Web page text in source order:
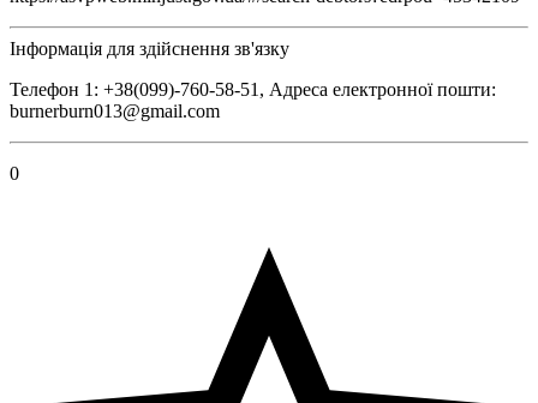
Інформація для здійснення зв'язку
Телефон 1: +38(099)-760-58-51, Адреса електронної пошти:
burnerburn013@gmail.com
0